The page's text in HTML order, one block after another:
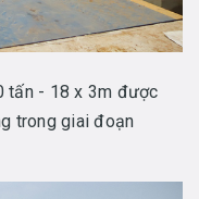
tấn - 18 x 3m được
trong giai đoạn